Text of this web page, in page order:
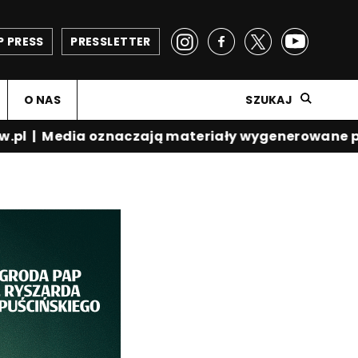
PRESSLETTER
PRESS
O NAS SZUKAJ
|Media oznaczają materiały wygenerowane